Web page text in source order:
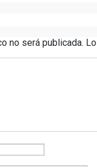
no será publicada.